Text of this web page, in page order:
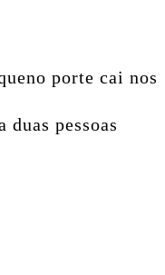
porte cai nos
duas pessoas